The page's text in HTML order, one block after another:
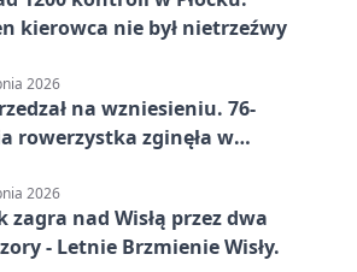
kierowca nie był nietrzeźwy
2026
na wzniesieniu. 76-
rowerzystka zginęła w
2026
zagra nad Wisłą przez dwa
- Letnie Brzmienie Wisły.